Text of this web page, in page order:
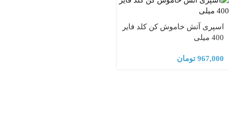
اسپری آتش خاموش کن کلد فایر
400 میلی
967,000 تومان